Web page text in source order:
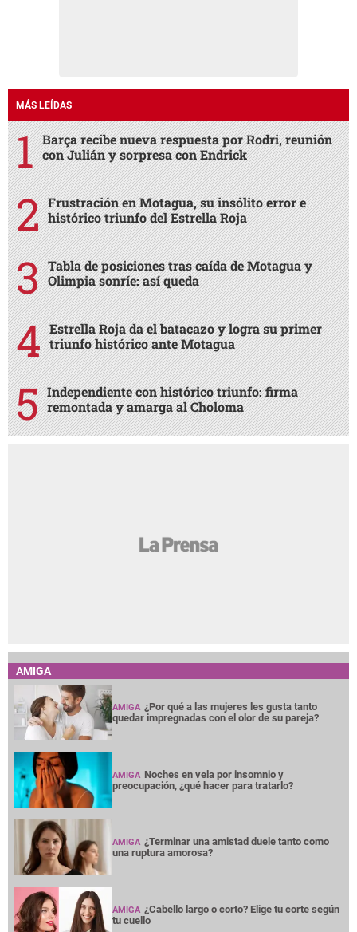
MÁS LEÍDAS
Barça recibe nueva respuesta por Rodri, reunión
con Julián y sorpresa con Endrick
Frustración en Motagua, su insólito error e
histórico triunfo del Estrella Roja
Tabla de posiciones tras caída de Motagua y
Olimpia sonríe: así queda
Estrella Roja da el batacazo y logra su primer
triunfo histórico ante Motagua
Independiente con histórico triunfo: firma
remontada y amarga al Choloma
AMIGA
AMIGA ¿Por qué a las mujeres les gusta tanto
quedar impregnadas con el olor de su pareja?
AMIGA Noches en vela por insomnio y
preocupación, ¿qué hacer para tratarlo?
AMIGA ¿Terminar una amistad duele tanto como
una ruptura amorosa?
AMIGA ¿Cabello largo o corto? Elige tu corte según
tu cuello